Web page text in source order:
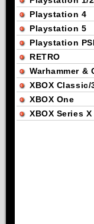
Playstation 4
Playstation 5
Playstation
RETRO
Warhammer &
XBOX Classic/
XBOX One
XBOX Series X